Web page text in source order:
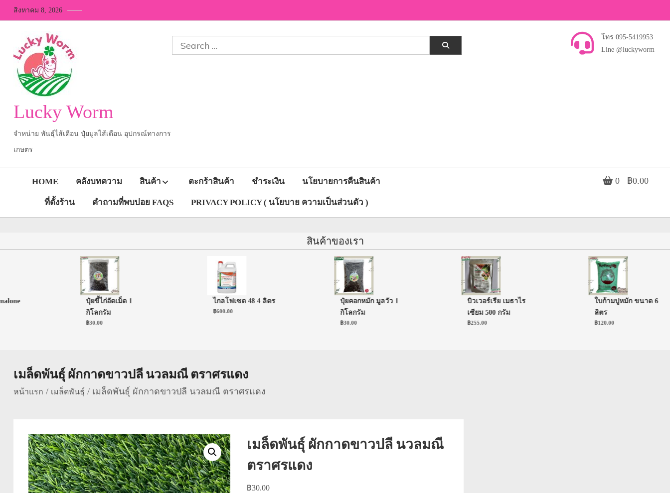
Skip
to
สิงหาคม 8, 2026
Lucky Worm
จำหน่าย พันธุ์ไส้เดือน ปุ๋ยมูลไส้เดือน อุปกรณ์ทางการ
เกษตร
Search
โทร 095-5419953
Line @luckyworm
HOME คลังบทความ สินค้า ตะกร้าสินค้า ชำระเงิน นโยบายการคืนสินค้า
ที่ตั้งร้าน คำถามที่พบบ่อย FAQS PRIVACY POLICY ( นโยบาย ความเป็นส่วนตัว )
0 ฿0.00
สินค้าของเรา
ปุ๋ยขี้ไก่อัดเม็ด 1
กิโลกรัม
30.00
ไกลโฟเซต 48 4 ลิตร
600.00
ปุ๋ยคอกหมัก มูลวัว 1
กิโลกรัม
30.00
บิวเวอร์เรีย เมธาไร
เซียม 500 กรัม
255.00
ใบก้ามปูหมัก ขนาด 6
ลิตร
120.00
เมล็ดพันธุ์ ผักกาดขาวปลี นวลมณี ตราศรแดง
หน้าแรก / เมล็ดพันธุ์ / เมล็ดพันธุ์ ผักกาดขาวปลี นวลมณี ตราศรแดง
เมล็ดพันธุ์ ผักกาดขาวปลี นวลมณี
ตราศรแดง
฿30.00